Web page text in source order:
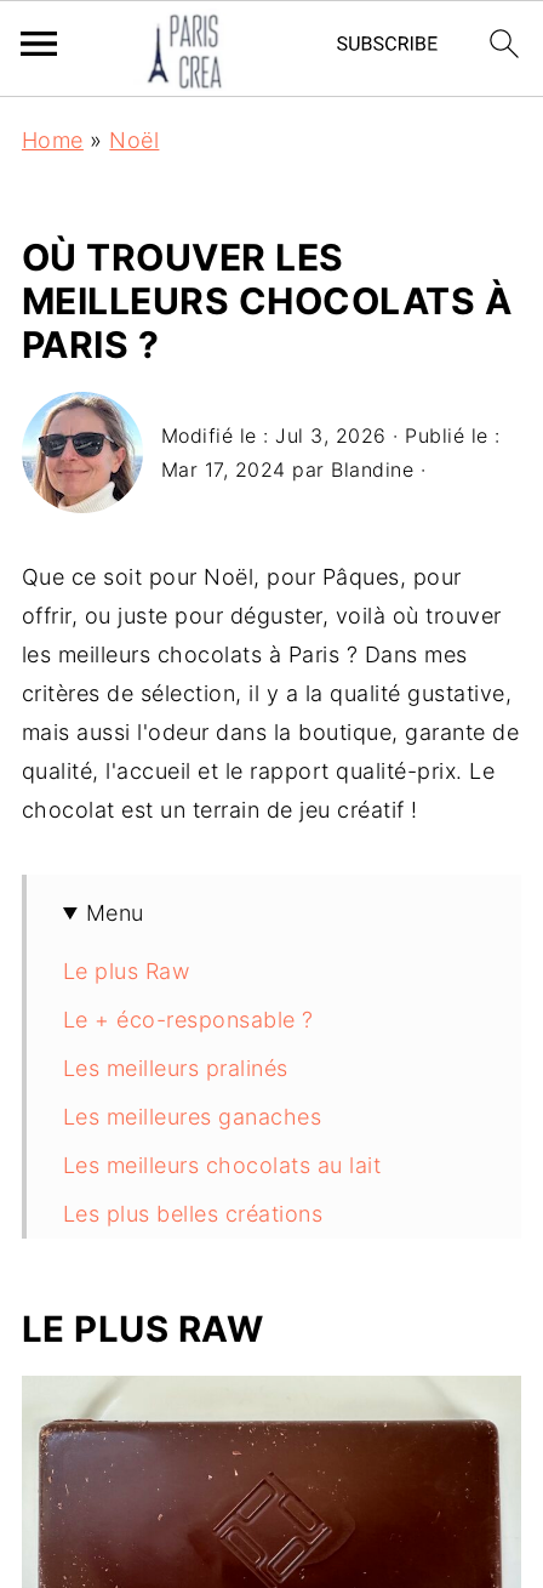
Home » Noël
OÙ TROUVER LES
MEILLEURS CHOCOLATS À
PARIS ?
Modifié le :Jul 3, 2026 · Publié le :
Mar 17, 2024 par Blandine ·
Que ce soit pour Noël, pour Pâques, pour
offrir, ou juste pour déguster, voilà où trouver
les meilleurs chocolats à Paris ? Dans mes
critères de sélection, il y a la qualité gustative,
mais aussi l'odeur dans la boutique, garante de
qualité, l'accueil et le rapport qualité-prix. Le
chocolat est un terrain de jeu créatif !
Menu
Le plus Raw
Le + éco-responsable ?
Les meilleurs pralinés
Les meilleures ganaches
Les meilleurs chocolats au lait
Les plus belles créations
Les chocolats de couverture et les
moules
LE PLUS RAW